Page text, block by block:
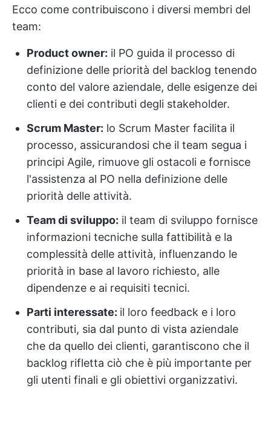
Ecco come contribuiscono i diversi membri del
team:
Product owner: il PO guida il processo di
definizione delle priorità del backlog tenendo
conto del valore aziendale, delle esigenze dei
clienti e dei contributi degli stakeholder.
Scrum Master: lo Scrum Master facilita il
processo, assicurandosi che il team segua i
principi Agile, rimuove gli ostacoli e fornisce
l'assistenza al PO nella definizione delle
priorità delle attività.
Team di sviluppo: il team di sviluppo fornisce
informazioni tecniche sulla fattibilità e la
complessità delle attività, influenzando le
priorità in base al lavoro richiesto, alle
dipendenze e ai requisiti tecnici.
Parti interessate: il loro feedback e i loro
contributi, sia dal punto di vista aziendale
che da quello dei clienti, garantiscono che il
backlog rifletta ciò che è più importante per
gli utenti finali e gli obiettivi organizzativi.